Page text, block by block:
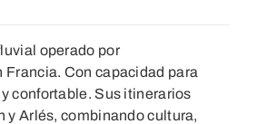
operado por
Francia. Con capacidad para
confortable. Sus itinerarios
y Arlés, combinando cultura,